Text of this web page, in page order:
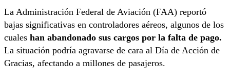
La Administración Federal de Aviación (FAA) reportó
bajas significativas en controladores aéreos, algunos de los
cuales han abandonado sus cargos por la falta de pago.
La situación podría agravarse de cara al Día de Acción de
Gracias, afectando a millones de pasajeros.